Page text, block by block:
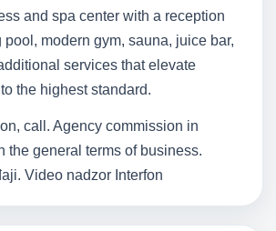
and spa center with a reception
modern gym, sauna, juice bar,
services that elevate
the highest standard.
call. Agency commission in
the general terms of business.
Video nadzor Interfon